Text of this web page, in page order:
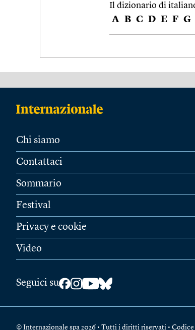
Il dizionario di
A B C D E F G
Chi siamo
Contattaci
Sommario
Festival
Privacy e cookie
Video
Seguici su
© Internazionale spa 2026 • Tutti i diritti riservati •